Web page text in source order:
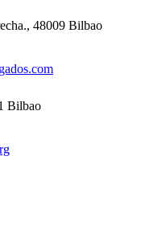
48009 Bilbao
Bilbao